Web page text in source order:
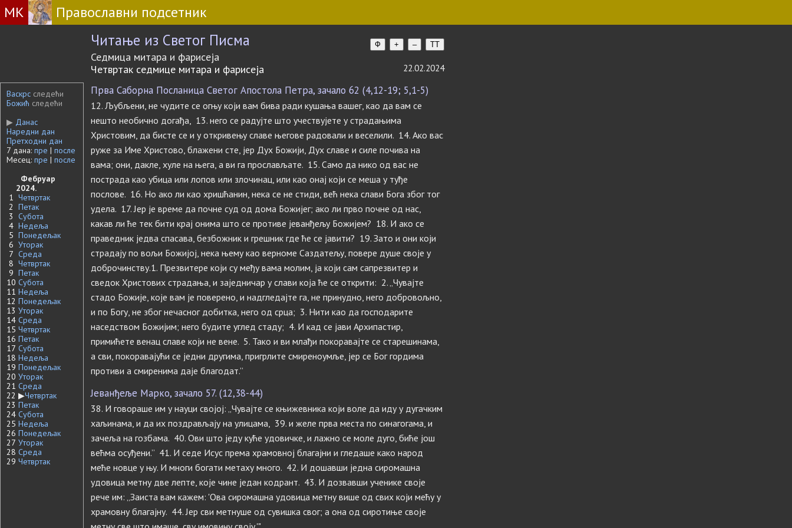
МК Православни подсетник
Читање из Светог Писма Ф + – TT
Седмица митара и фарисеја
Четвртак седмице митара и фарисеја
22.02.2024
Васкрс следећи
Божић следећи
▶ Данас
Наредни дан
Претходни дан
7 дана: пре | после
Месец: пре | после
Фебруар
2024.
1 Четвртак
2 Петак
3 Субота
4 Недеља
5 Понедељак
6 Уторак
7 Среда
8 Четвртак
9 Петак
10 Субота
11 Недеља
12 Понедељак
13 Уторак
14 Среда
15 Четвртак
16 Петак
17 Субота
18 Недеља
19 Понедељак
20 Уторак
21 Среда
22 ▶Четвртак
23 Петак
24 Субота
25 Недеља
26 Понедељак
27 Уторак
28 Среда
29 Четвртак
Прва Саборна Посланица Светог Апостола Петра, зачало 62 (4,12-19; 5,1-5)
12. Љубљени, не чудите се огњу који вам бива ради кушања вашег, као да вам се
нешто необично догађа, 13. него се радујте што учествујете у страдањима
Христовим, да бисте се и у откривењу славе његове радовали и веселили. 14. Ако вас
руже за Име Христово, блажени сте, јер Дух Божији, Дух славе и силе почива на
вама; они, дакле, хуле на њега, а ви га прослављате. 15. Само да нико од вас не
пострада као убица или лопов или злочинац, или као онај који се меша у туђе
послове. 16. Но ако ли као хришћанин, нека се не стиди, већ нека слави Бога због тог
удела. 17. Јер је време да почне суд од дома Божијег; ако ли прво почне од нас,
какав ли ће тек бити крај онима што се противе јеванђељу Божијем? 18. И ако се
праведник једва спасава, безбожник и грешник где ће се јавити? 19. Зато и они који
страдају по вољи Божијој, нека њему као верноме Саздатељу, повере душе своје у
доброчинству.1. Презвитере који су међу вама молим, ја који сам сапрезвитер и
сведок Христових страдања, и заједничар у слави која ће се открити: 2. „Чувајте
стадо Божије, које вам је поверено, и надгледајте га, не принудно, него добровољно,
и по Богу, не због нечасног добитка, него од срца; 3. Нити као да господарите
наседством Божијим; него будите углед стаду; 4. И кад се јави Архипастир,
примићете венац славе који не вене. 5. Тако и ви млађи покоравајте се старешинама,
а сви, покоравајући се једни другима, пригрлите смиреноумље, јер се Бог гордима
противи а смиренима даје благодат.”
Јеванђеље Марко, зачало 57. (12,38-44)
38. И говораше им у науци својој: „Чувајте се књижевника који воле да иду у дугачким
хаљинама, и да их поздрављају на улицама, 39. и желе прва места по синагогама, и
зачеља на гозбама. 40. Ови што једу куће удовичке, и лажно се моле дуго, биће још
већма осуђени.” 41. И седе Исус према храмовној благајни и гледаше како народ
меће новце у њу. И многи богати метаху много. 42. И дошавши једна сиромашна
удовица метну две лепте, које чине један кодрант. 43. И дозвавши ученике своје
рече им: „Заиста вам кажем: 'Ова сиромашна удовица метну више од свих који мећу у
храмовну благајну. 44. Јер сви метнуше од сувишка свог; а она од сиротиње своје